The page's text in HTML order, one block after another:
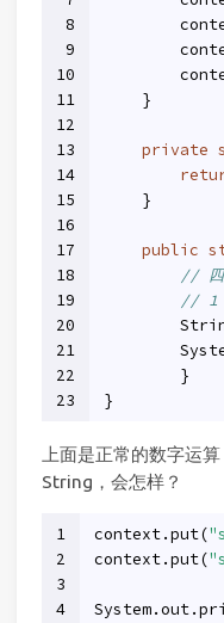
8
9
10
11
12
13
14
15
16
17
18
19
20
21
22
23
    }
private
    }
public
// 四
// 1
	}
}
上面是正常的数字运
String，会怎样？
1
2
3
4
context.put(
context.put(